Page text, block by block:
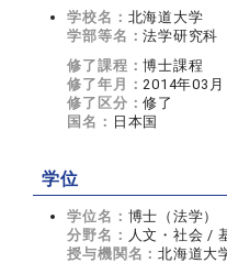
学校名： 北海道大学
学部等名：法学研究科
修了課程：博士課程
修了年月：2014年03月
修了区分：修了
国名： 日本国
学位
学位名： 博士（法学）
分野名： 人文・社会 /
授与機関名：北海道大